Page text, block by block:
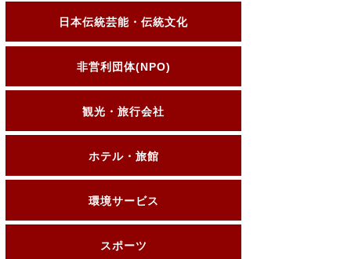
日本伝統芸能・伝統文化
非営利団体(NPO)
観光・旅行会社
ホテル・旅館
環境サービス
スポーツ